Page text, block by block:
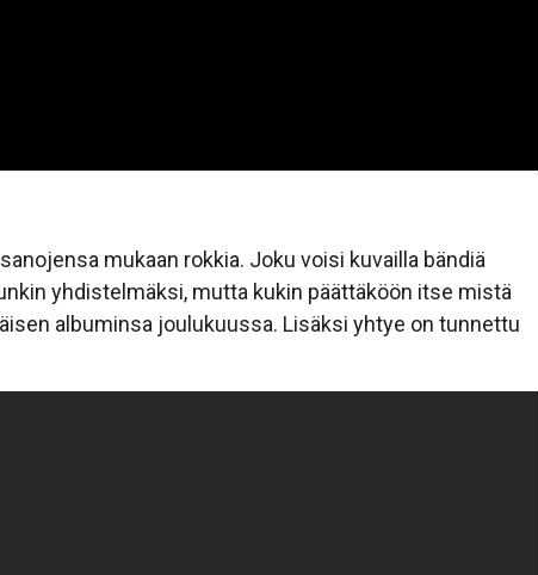
mukaan rokkia. Joku voisi kuvailla bändiä
yhdistelmäksi, mutta kukin päättäköön itse mistä
albuminsa joulukuussa. Lisäksi yhtye on tunnettu